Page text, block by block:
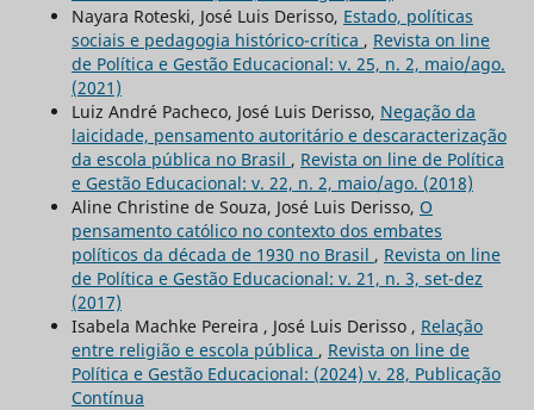
Nayara Roteski, José Luis Derisso, Estado, políticas
sociais e pedagogia histórico-crítica , Revista on line
de Política e Gestão Educacional: v. 25, n. 2, maio/ago.
(2021)
Luiz André Pacheco, José Luis Derisso, Negação da
laicidade, pensamento autoritário e descaracterização
da escola pública no Brasil , Revista on line de Política
e Gestão Educacional: v. 22, n. 2, maio/ago. (2018)
Aline Christine de Souza, José Luis Derisso, O
pensamento católico no contexto dos embates
políticos da década de 1930 no Brasil , Revista on line
de Política e Gestão Educacional: v. 21, n. 3, set-dez
(2017)
Isabela Machke Pereira , José Luis Derisso , Relação
entre religião e escola pública , Revista on line de
Política e Gestão Educacional: (2024) v. 28, Publicação
Contínua